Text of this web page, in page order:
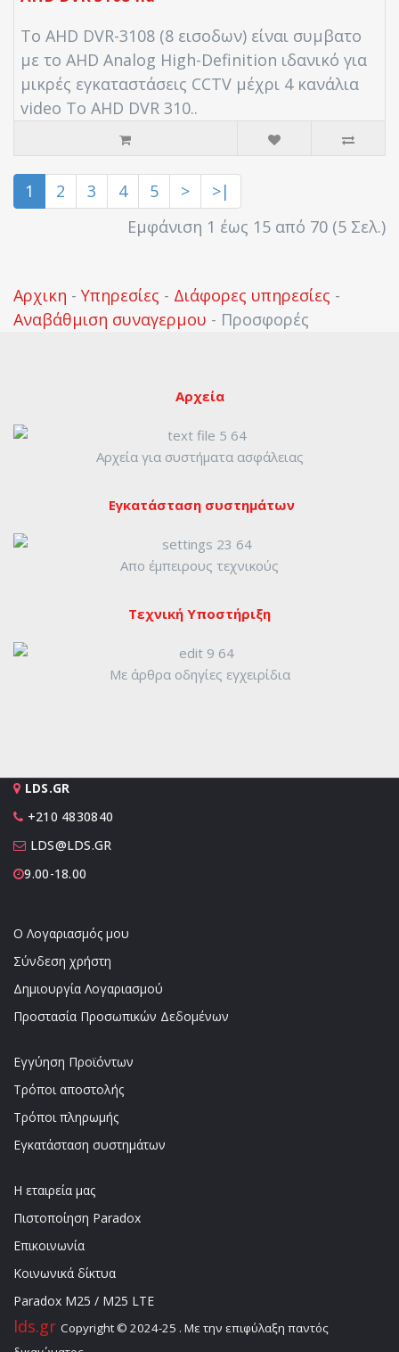
Το AHD DVR-3108 (8 εισοδων) είναι συμβατο
με το AHD Analog High-Definition ιδανικό για
μικρές εγκαταστάσεις CCTV μέχρι 4 κανάλια
video Το AHD DVR 310..
1 2 3 4 5 >
>|
Εμφάνιση 1 έως 15 από 70 (5 Σελ.)
Αρχικη - Υπηρεσίες - Διάφορες υπηρεσίες -
Αναβάθμιση συναγερμου - Προσφορές
Αρχεία
Αρχεία για συστήματα ασφάλειας
Εγκατάσταση συστημάτων
Απο έμπειρους τεχνικούς
Τεχνική Υποστήριξη
Με άρθρα οδηγίες εγχειρίδια
LDS.GR
+210 4830840
LDS@LDS.GR
9.00-18.00
Ο Λογαριασμός μου
Σύνδεση χρήστη
Δημιουργία Λογαριασμού
Προστασία Προσωπικών Δεδομένων
Εγγύηση Προϊόντων
Τρόποι αποστολής
Τρόποι πληρωμής
Εγκατάσταση συστημάτων
Η εταιρεία μας
Πιστοποίηση Paradox
Επικοινωνία
Κοινωνικά δίκτυα
Paradox M25 / M25 LTE
lds.gr Copyright © 2024-25 . Με την επιφύλαξη παντός